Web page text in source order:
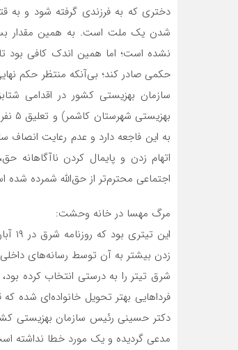
دختری که به فرزندی گرفته شود و به
شدن یک ملت است. به همین مقدار
نشده است؛ اما همین اندک کافی بود
حکمی صادر کند؛ بی‌آنکه منتظر حکم
سازمان بهزیستی کشور در اقدامی
به این فاجعه دارد و عدم رعایت
اتهام زدن و پایمال کردن ناآگاهانه
اجتماعی محترم‌تر از حق‌الله شمرده شده
مرگ مهسا در خانه وحشت:
زدن بیشتر به آن توسط رسانه‌های
شرق تیتر را به درستی انتخاب کرده
فرداهایی بهتر تحویل خانواده‌ای شده
مدعی گردیده و یک مورد خطا نداشته